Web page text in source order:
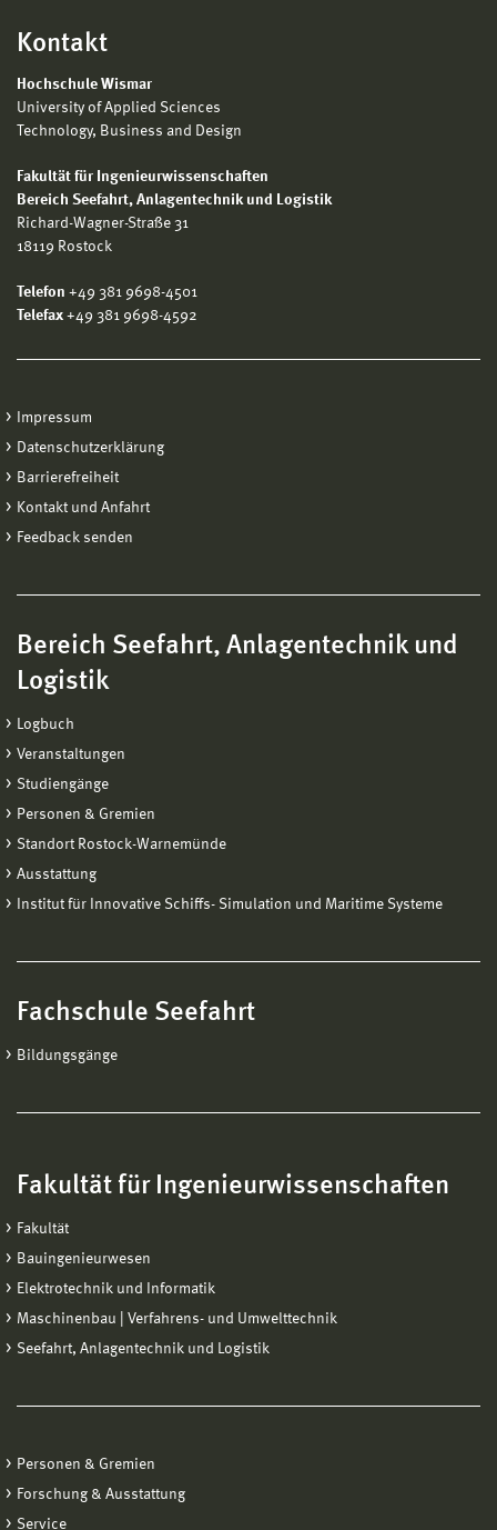
Kontakt
Hochschule Wismar
University of Applied Sciences
Technology, Business and Design
Fakultät für Ingenieurwissenschaften
Bereich Seefahrt, Anlagentechnik und Logistik
Richard-Wagner-Straße 31
18119 Rostock
Telefon +49 381 9698-4501
Telefax +49 381 9698-4592
Impressum
Datenschutzerklärung
Barrierefreiheit
Kontakt und Anfahrt
Feedback senden
Bereich Seefahrt, Anlagentechnik und
Logistik
Logbuch
Veranstaltungen
Studiengänge
Personen & Gremien
Standort Rostock-Warnemünde
Ausstattung
Institut für Innovative Schiffs- Simulation und Maritime Systeme
Fachschule Seefahrt
Bildungsgänge
Fakultät für Ingenieurwissenschaften
Fakultät
Bauingenieurwesen
Elektrotechnik und Informatik
Maschinenbau | Verfahrens- und Umwelttechnik
Seefahrt, Anlagentechnik und Logistik
Personen & Gremien
Forschung & Ausstattung
Service